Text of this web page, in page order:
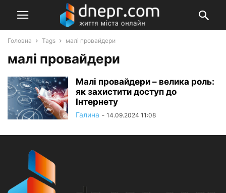
Головна Tags малі провайдери
малі провайдери
Малі провайдери – велика роль:
як захистити доступ до
Інтернету
Галина - 14.09.2024 11:08